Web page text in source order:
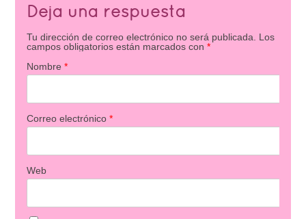
Deja una respuesta
Tu dirección de correo electrónico no será publicada.
Los
campos obligatorios están marcados con *
Nombre *
Correo electrónico *
Web